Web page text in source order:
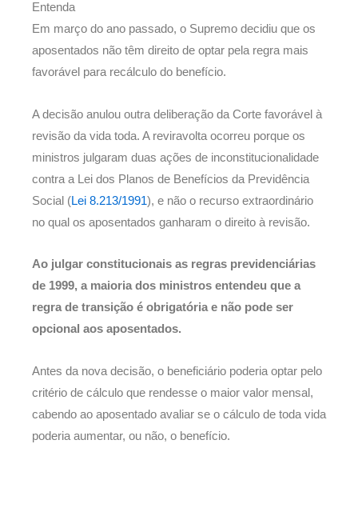
Entenda
Em março do ano passado, o Supremo decidiu que os
aposentados não têm direito de optar pela regra mais
favorável para recálculo do benefício.
A decisão anulou outra deliberação da Corte favorável à
revisão da vida toda. A reviravolta ocorreu porque os
ministros julgaram duas ações de inconstitucionalidade
contra a Lei dos Planos de Benefícios da Previdência
Social (Lei 8.213/1991), e não o recurso extraordinário
no qual os aposentados ganharam o direito à revisão.
Ao julgar constitucionais as regras previdenciárias
de 1999, a maioria dos ministros entendeu que a
regra de transição é obrigatória e não pode ser
opcional aos aposentados.
Antes da nova decisão, o beneficiário poderia optar pelo
critério de cálculo que rendesse o maior valor mensal,
cabendo ao aposentado avaliar se o cálculo de toda vida
poderia aumentar, ou não, o benefício.